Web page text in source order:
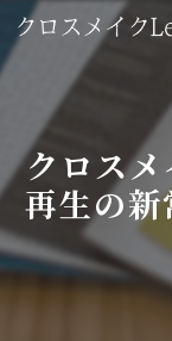
クロス
再生の